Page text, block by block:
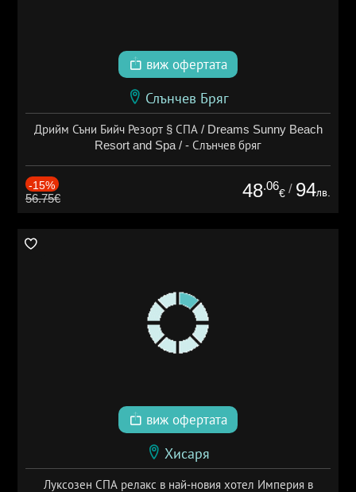
виж офертата
Слънчев Бряг
Дрийм Съни Бийч Резорт § СПА / Dreams Sunny Beach
Resort and Spa / - Слънчев бряг
-15%
56.75€ 48.06
€ / 94лв.
виж офертата
Хисаря
Луксозен СПА релакс в най-новия хотел Империя в